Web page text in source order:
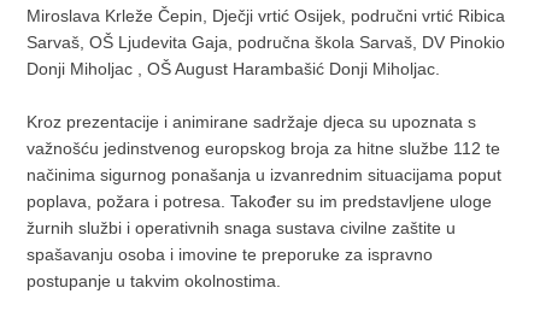
Miroslava Krleže Čepin, Dječji vrtić Osijek, područni vrtić Ribica
Sarvaš, OŠ Ljudevita Gaja, područna škola Sarvaš, DV Pinokio
Donji Miholjac , OŠ August Harambašić Donji Miholjac.
Kroz prezentacije i animirane sadržaje djeca su upoznata s
važnošću jedinstvenog europskog broja za hitne službe 112 te
načinima sigurnog ponašanja u izvanrednim situacijama poput
poplava, požara i potresa. Također su im predstavljene uloge
žurnih službi i operativnih snaga sustava civilne zaštite u
spašavanju osoba i imovine te preporuke za ispravno
postupanje u takvim okolnostima.